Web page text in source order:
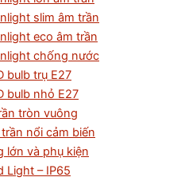
slim âm trần
eco âm trần
chống nước
bulb trụ E27
bulb nhỏ E27
tròn vuông
nổi cảm biến
lớn và phụ kiện
Light – IP65